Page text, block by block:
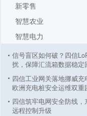
新零售
智慧农业
智慧电力
信号盲区如何破？四信
扰，保障汇流箱数据稳定
四信工业网关落地挪威充
欧洲充电桩安全运维双重
四信筑牢电网安全防线，
远程控制升级